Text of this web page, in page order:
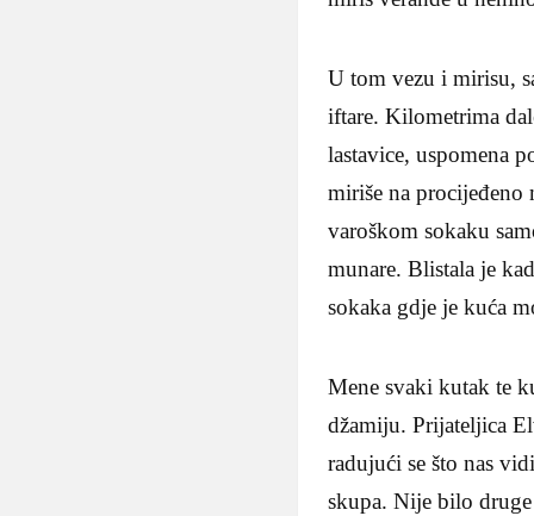
U tom vezu i mirisu,
iftare. Kilometrima
lastavice, uspomena
miriše na
varoškom sokaku
munare. Blistala je
sokaka gdje je kuća
Mene svaki kutak te
džamiju. Prijateljica
radujući se što nas
skupa. Nije bilo